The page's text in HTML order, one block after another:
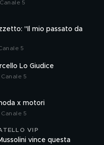
5
"Il mio passato da
5
Lo Giudice
5
x motori
5
VIP
vince questa